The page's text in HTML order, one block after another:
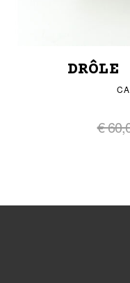
DRÔLE
€